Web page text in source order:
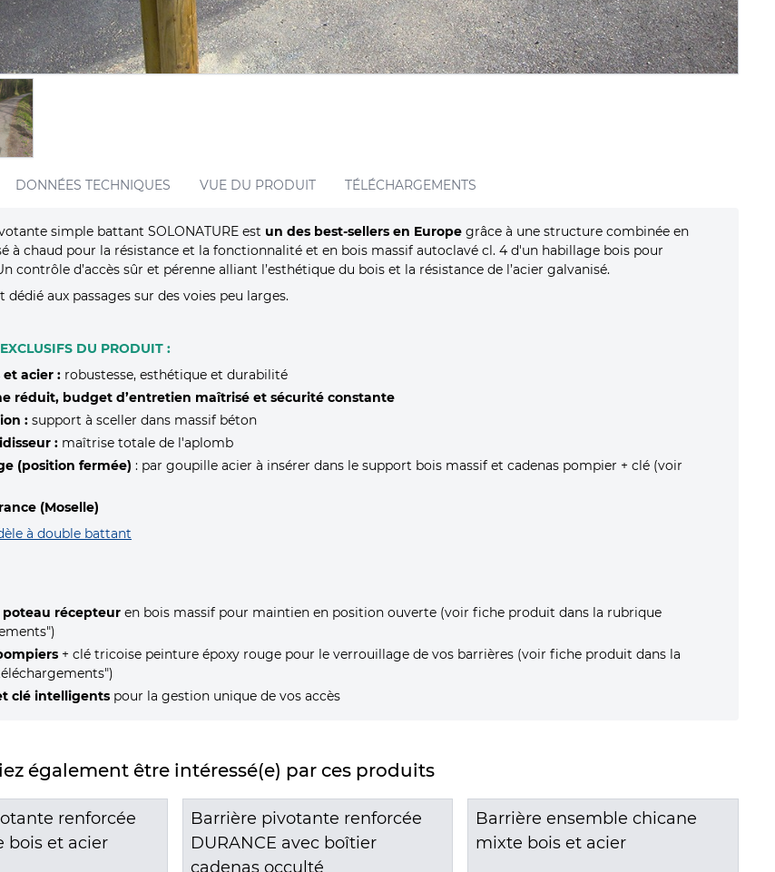
DONNÉES TECHNIQUES VUE DU PRODUIT TÉLÉCHARGEMENTS
simple battant SOLONATURE est un des best-sellers en Europe grâce à une structure combinée en
à chaud pour la résistance et la fonctionnalité et en bois massif autoclavé cl. 4 d'un habillage bois pour
contrôle d’accès sûr et pérenne alliant l’esthétique du bois et la résistance de l’acier galvanisé.
dédié aux passages sur des voies peu larges.
DU PRODUIT :
et acier : robustesse, esthétique et durabilité
réduit, budget d’entretien maîtrisé et sécurité constante
: support à sceller dans massif béton
: maîtrise totale de l'aplomb
(position fermée) : par goupille acier à insérer dans le support bois massif et cadenas pompier + clé (voir
(Moselle)
à double battant
poteau récepteur en bois massif pour maintien en position ouverte (voir fiche produit dans la rubrique
+ clé tricoise peinture époxy rouge pour le verrouillage de vos barrières (voir fiche produit dans la
clé intelligents pour la gestion unique de vos accès
également être intéressé(e) par ces produits
renforcée
bois et acier
Barrière pivotante renforcée
DURANCE avec boîtier
cadenas occulté
Barrière ensemble chicane
mixte bois et acier